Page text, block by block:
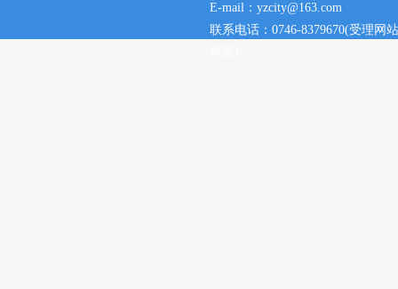
E-mail：yzcity@163.com
联系电话：0746-8379670(受理网